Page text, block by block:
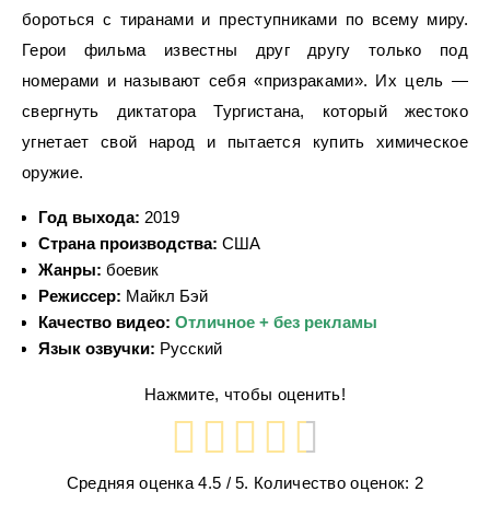
бороться с тиранами и преступниками по всему миру.
Герои фильма известны друг другу только под
номерами и называют себя «призраками». Их цель —
свергнуть диктатора Тургистана, который жестоко
угнетает свой народ и пытается купить химическое
оружие.
Год выхода: 2019
Страна производства: США
Жанры: боевик
Режиссер: Майкл Бэй
Качество видео: Отличное + без рекламы
Язык озвучки: Русский
Нажмите, чтобы оценить!
Средняя оценка4.5 / 5. Количество оценок: 2